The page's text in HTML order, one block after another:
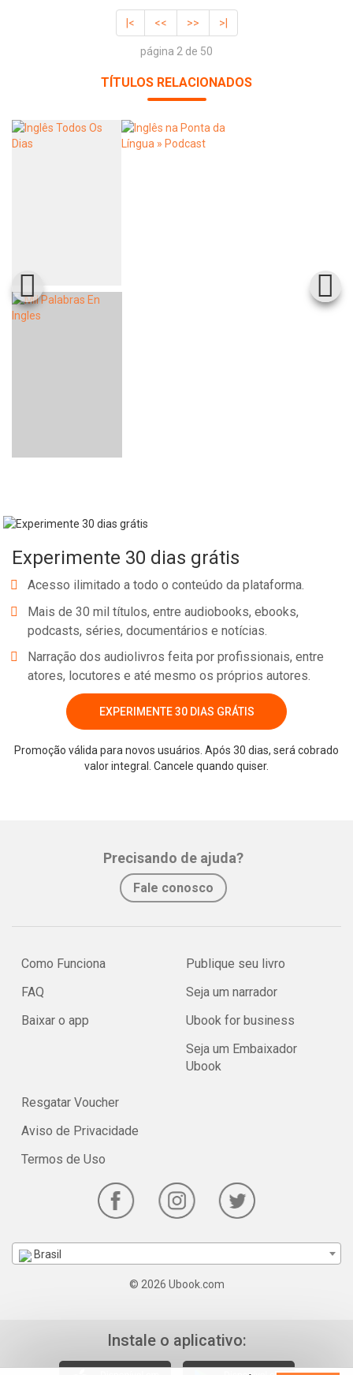
|< << >> >|
página 2 de 50
TÍTULOS RELACIONADOS
Experimente 30 dias grátis
Acesso ilimitado a todo o conteúdo da plataforma.
Mais de 30 mil títulos, entre audiobooks, ebooks,
podcasts, séries, documentários e notícias.
Narração dos audiolivros feita por profissionais, entre
atores, locutores e até mesmo os próprios autores.
EXPERIMENTE 30 DIAS GRÁTIS
Promoção válida para novos usuários. Após 30 dias, será cobrado
valor integral. Cancele quando quiser.
Precisando de ajuda?
Fale conosco
Como Funciona
FAQ
Baixar o app
Publique seu livro
Seja um narrador
Ubook for business
Seja um Embaixador
Ubook
Resgatar Voucher
Aviso de Privacidade
Termos de Uso
Brasil
© 2026 Ubook.com
Instale o aplicativo: